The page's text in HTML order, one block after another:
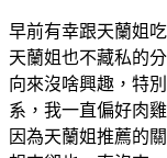
早前有幸跟天蘭姐
天蘭姐也不藏私的
向來沒啥興趣，特
系，我一直偏好肉
因為天蘭姐推薦的